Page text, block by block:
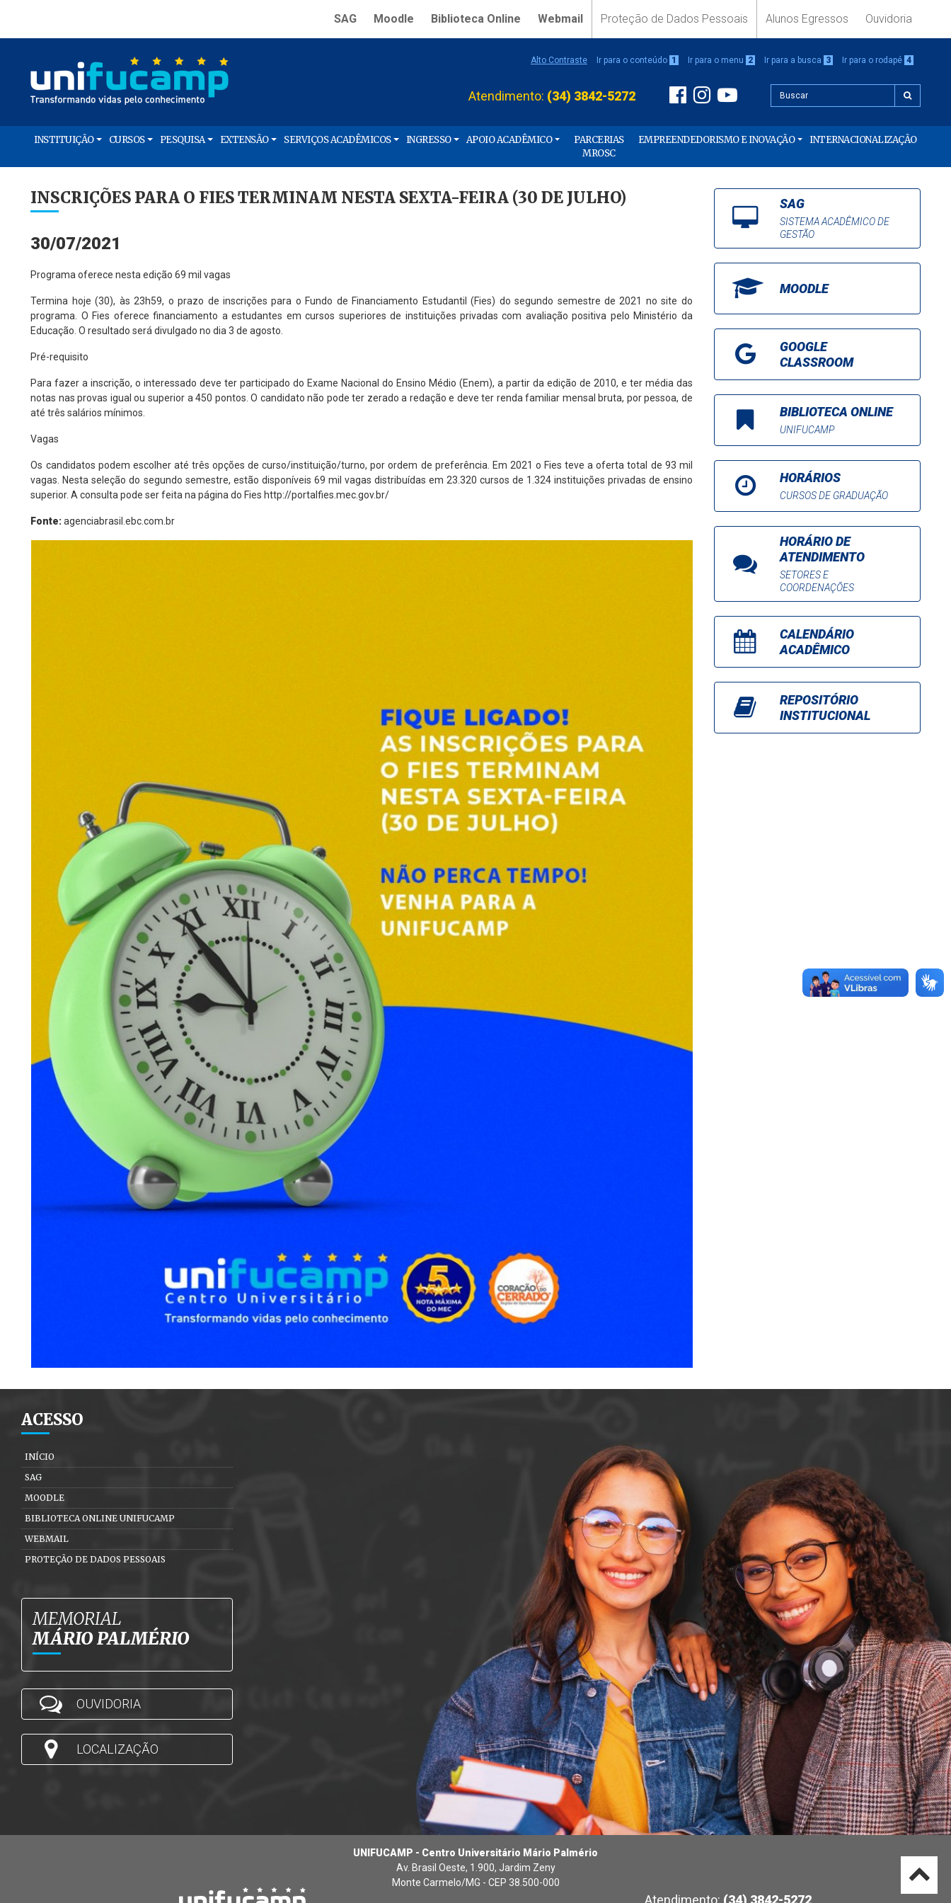
SAG Moodle Biblioteca Online Webmail Proteção de Dados Pessoais Alunos Egressos Ouvidoria
Alto Contraste Ir para o conteúdo 1 Ir para o menu 2 Ir para a busca 3 Ir para o rodapé 4
Atendimento: (34) 3842-5272
INSTITUIÇÃO CURSOS PESQUISA EXTENSÃO SERVIÇOS ACADÊMICOS INGRESSO APOIO ACADÊMICO
PARCERIAS
MROSC
EMPREENDEDORISMO E INOVAÇÃO INTERNACIONALIZAÇÃO
INSCRIÇÕES PARA O FIES TERMINAM NESTA SEXTA-FEIRA (30 DE JULHO)
30/07/2021
Programa oferece nesta edição 69 mil vagas
Termina hoje (30), às 23h59, o prazo de inscrições para o Fundo de Financiamento Estudantil (Fies) do segundo semestre de 2021 no site do
programa. O Fies oferece financiamento a estudantes em cursos superiores de instituições privadas com avaliação positiva pelo Ministério da
Educação. O resultado será divulgado no dia 3 de agosto.
Pré-requisito
Para fazer a inscrição, o interessado deve ter participado do Exame Nacional do Ensino Médio (Enem), a partir da edição de 2010, e ter média das
notas nas provas igual ou superior a 450 pontos. O candidato não pode ter zerado a redação e deve ter renda familiar mensal bruta, por pessoa, de
até três salários mínimos.
Vagas
Os candidatos podem escolher até três opções de curso/instituição/turno, por ordem de preferência. Em 2021 o Fies teve a oferta total de 93 mil
vagas. Nesta seleção do segundo semestre, estão disponíveis 69 mil vagas distribuídas em 23.320 cursos de 1.324 instituições privadas de ensino
superior. A consulta pode ser feita na página do Fies http://portalfies.mec.gov.br/
Fonte:agenciabrasil.ebc.com.br
SAG
SISTEMA ACADÊMICO DE
GESTÃO
MOODLE
GOOGLE
CLASSROOM
BIBLIOTECA ONLINE
UNIFUCAMP
HORÁRIOS
CURSOS DE GRADUAÇÃO
HORÁRIO DE
ATENDIMENTO
SETORES E
COORDENAÇÕES
CALENDÁRIO
ACADÊMICO
REPOSITÓRIO
INSTITUCIONAL
ACESSO
INÍCIO
SAG
MOODLE
BIBLIOTECA ONLINE UNIFUCAMP
WEBMAIL
PROTEÇÃO DE DADOS PESSOAIS
MEMORIAL
MÁRIO PALMÉRIO
OUVIDORIA
LOCALIZAÇÃO
UNIFUCAMP - Centro Universitário Mário Palmério
Av. Brasil Oeste, 1.900, Jardim Zeny
Monte Carmelo/MG - CEP 38.500-000
Atendimento: (34) 3842-5272